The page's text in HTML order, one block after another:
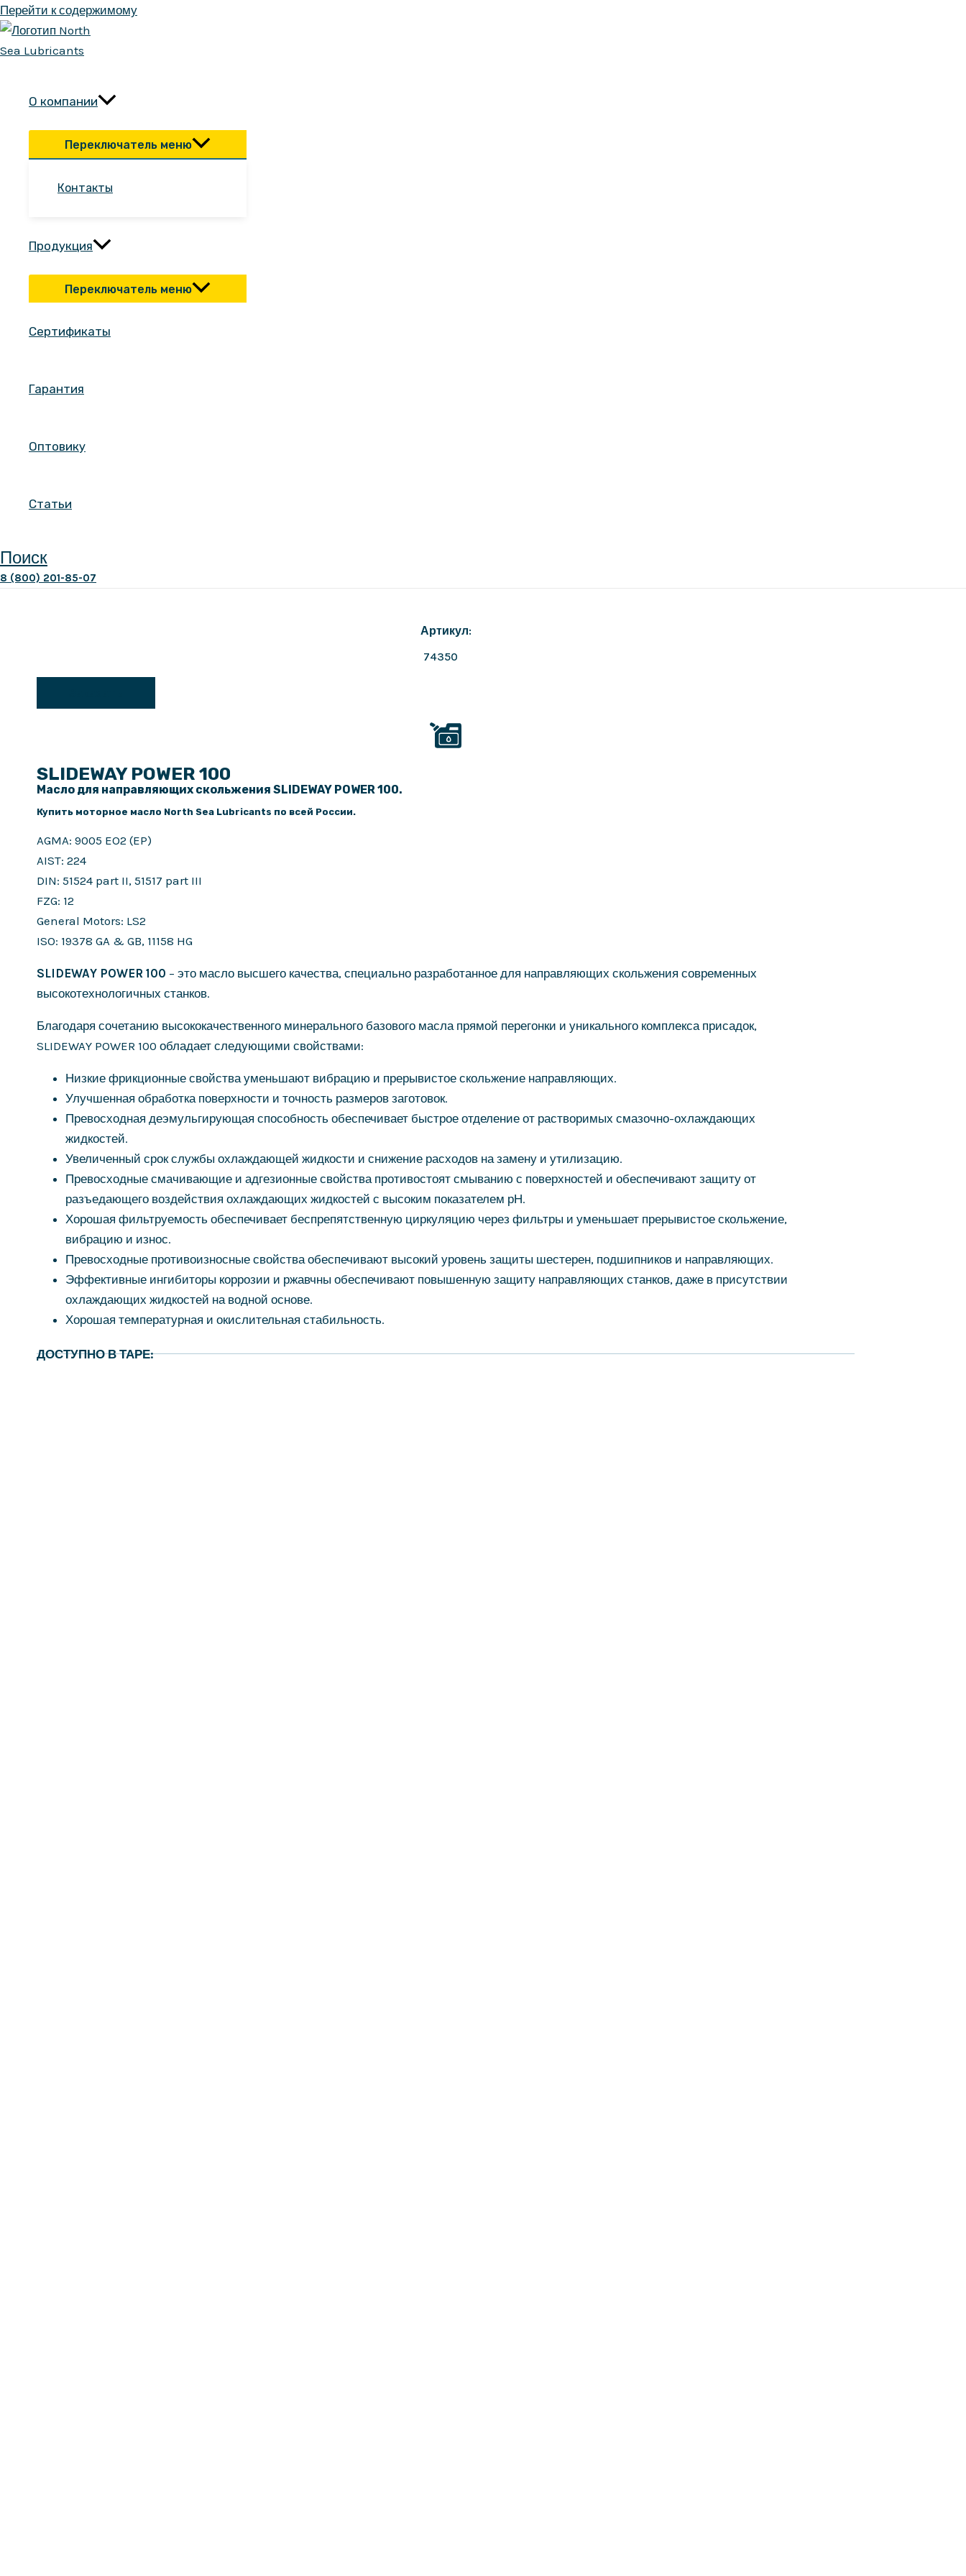
Перейти к содержимому
О компании
Переключатель меню
Контакты
Продукция
Переключатель меню
Сертификаты
Гарантия
Оптовику
Статьи
Поиск
8 (800) 201-85-07
Артикул:
74350
SLIDEWAY POWER 100
Масло для направляющих скольжения SLIDEWAY POWER 100.
Купить моторное масло North Sea Lubricants по всей России.
AGMA: 9005 EO2 (EP)
AIST: 224
DIN: 51524 part II, 51517 part III
FZG: 12
General Motors: LS2
ISO: 19378 GA & GB, 11158 HG
SLIDEWAY POWER 100 – это масло высшего качества, специально разработанное для направляющих скольжения современных
высокотехнологичных станков.
Благодаря сочетанию высококачественного минерального базового масла прямой перегонки и уникального комплекса присадок,
SLIDEWAY POWER 100 обладает следующими свойствами:
Низкие фрикционные свойства уменьшают вибрацию и прерывистое скольжение направляющих.
Улучшенная обработка поверхности и точность размеров заготовок.
Превосходная деэмульгирующая способность обеспечивает быстрое отделение от растворимых смазочно-охлаждающих
жидкостей.
Увеличенный срок службы охлаждающей жидкости и снижение расходов на замену и утилизацию.
Превосходные смачивающие и адгезионные свойства противостоят смыванию с поверхностей и обеспечивают защиту от
разъедающего воздействия охлаждающих жидкостей с высоким показателем рН.
Хорошая фильтруемость обеспечивает беспрепятственную циркуляцию через фильтры и уменьшает прерывистое скольжение,
вибрацию и износ.
Превосходные противоизносные свойства обеспечивают высокий уровень защиты шестерен, подшипников и направляющих.
Эффективные ингибиторы коррозии и ржавчны обеспечивают повышенную защиту направляющих станков, даже в присутствии
охлаждающих жидкостей на водной основе.
Хорошая температурная и окислительная стабильность.
ДОСТУПНО В ТАРЕ: